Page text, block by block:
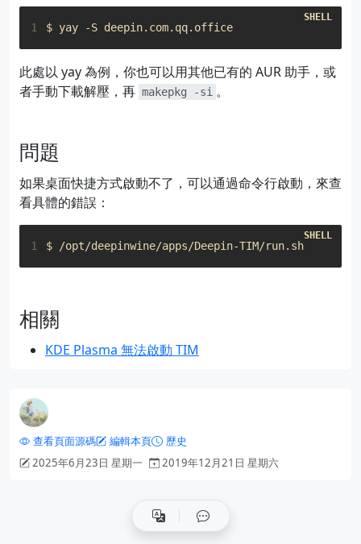
1 $ yay -S deepin.com.qq.office
此處以 yay 為例，你也可以用其他已有的 AUR 助手，或
者手動下載解壓，再 makepkg -si 。
問題
如果桌面快捷方式啟動不了，可以通過命令行啟動，來查
看具體的錯誤：
1 $ /opt/deepinwine/apps/Deepin-TIM/run.sh
相關
KDE Plasma 無法啟動 TIM
查看頁面源碼 編輯本頁
歷史
2025年6月23日 星期一
2019年12月21日 星期六